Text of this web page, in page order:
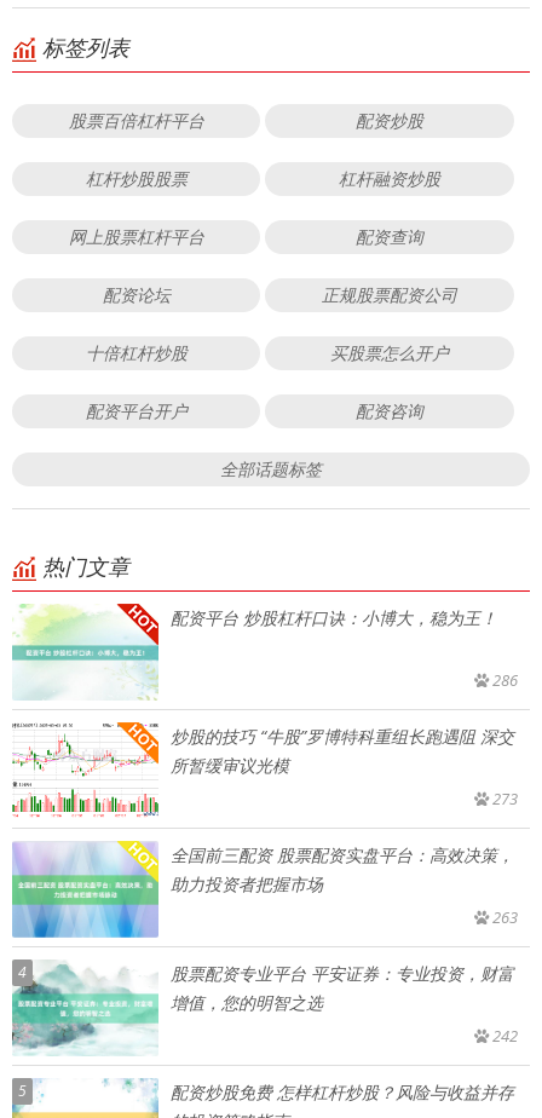
标签列表
股票百倍杠杆平台 配资炒股
杠杆炒股股票 杠杆融资炒股
网上股票杠杆平台 配资查询
配资论坛 正规股票配资公司
十倍杠杆炒股 买股票怎么开户
配资平台开户 配资咨询
全部话题标签
热门文章
配资平台 炒股杠杆口诀：小博大，稳为王！
286
炒股的技巧 “牛股”罗博特科重组长跑遇阻 深交
所暂缓审议光模
273
全国前三配资 股票配资实盘平台：高效决策，
助力投资者把握市场
263
4
股票配资专业平台 平安证券：专业投资，财富
增值，您的明智之选
242
5
配资炒股免费 怎样杠杆炒股？风险与收益并存